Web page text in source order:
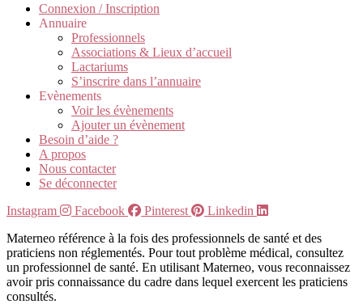
Connexion / Inscription
Annuaire
Professionnels
Associations & Lieux d’accueil
Lactariums
S’inscrire dans l’annuaire
Evènements
Voir les évènements
Ajouter un évènement
Besoin d’aide ?
A propos
Nous contacter
Se déconnecter
Instagram
Facebook Pinterest
Linkedin
Materneo référence à la fois des professionnels de santé et des
praticiens non réglementés. Pour tout problème médical, consultez
un professionnel de santé. En utilisant Materneo, vous reconnaissez
avoir pris connaissance du cadre dans lequel exercent les praticiens
consultés.